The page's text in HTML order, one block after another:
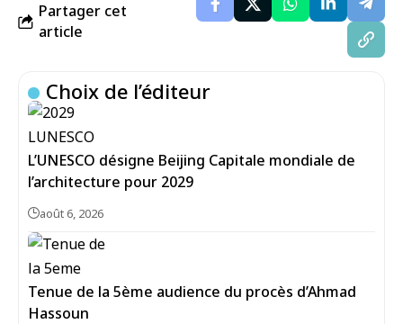
Partager cet
article
Choix de l’éditeur
L’UNESCO désigne Beijing Capitale mondiale de
l’architecture pour 2029
août 6, 2026
Tenue de la 5ème audience du procès d’Ahmad
Hassoun